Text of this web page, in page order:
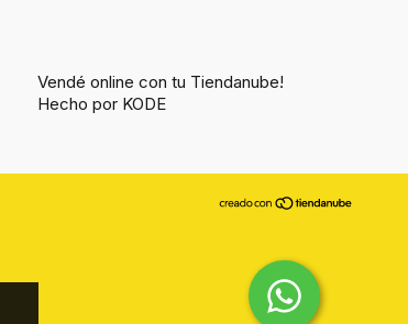
Vendé online con tu Tiendanube!
Hecho por KODE